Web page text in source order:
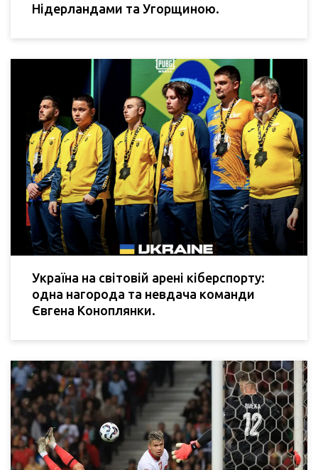
Нідерландами та Угорщиною.
Україна на світовій арені кіберспорту:
одна нагорода та невдача команди
Євгена Коноплянки.